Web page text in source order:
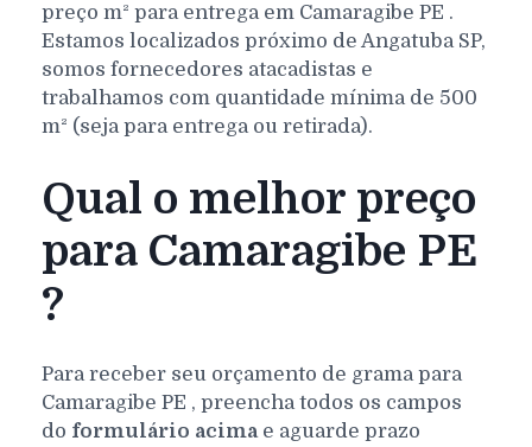
preço m² para entrega em Camaragibe PE .
Estamos localizados próximo de Angatuba SP,
somos fornecedores atacadistas e
trabalhamos com quantidade mínima de 500
m² (seja para entrega ou retirada).
Qual o melhor preço
para Camaragibe PE
?
Para receber seu orçamento de grama para
Camaragibe PE , preencha todos os campos
do formulário acima e aguarde prazo